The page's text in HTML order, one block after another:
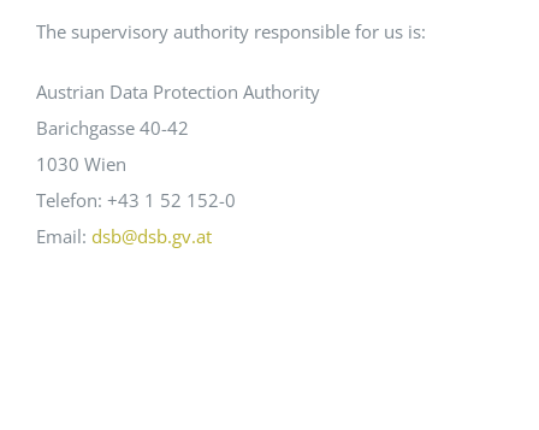
The supervisory authority responsible for us is:
Austrian Data Protection Authority
Barichgasse 40-42
1030 Wien
Telefon: +43 1 52 152-0
Email: dsb@dsb.gv.at